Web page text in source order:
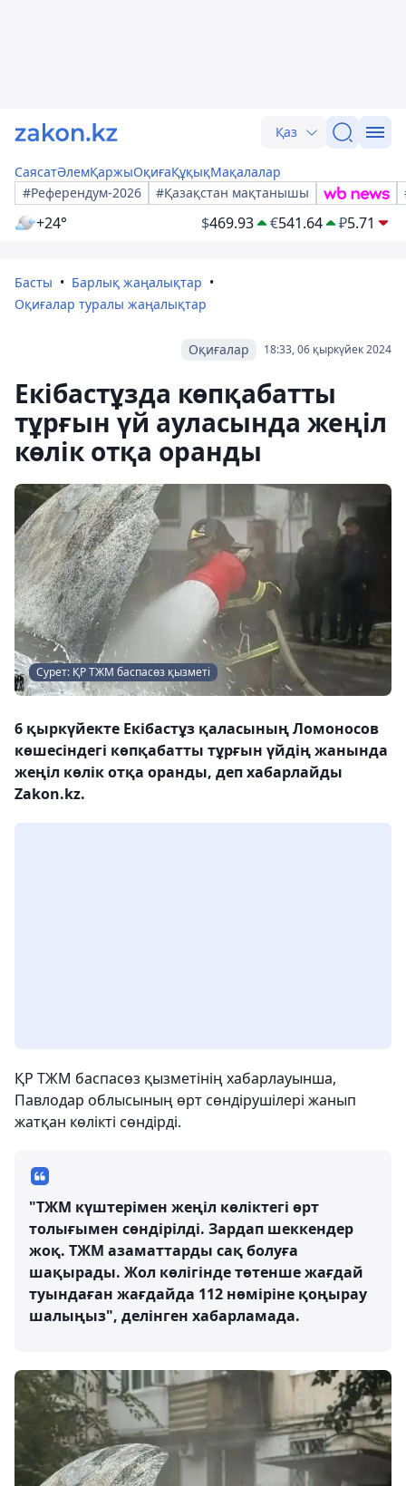
Қаз
СаясатӘлемҚаржыОқиғаҚұқықМақалалар
#Референдум-2026
#Қазақстан мақтанышы
+24° $469.93 €541.64 ₽5.71
Басты
Барлық жаңалықтар
Оқиғалар туралы жаңалықтар
18:33, 06 қыркүйек 2024
Оқиғалар
Екібастұзда көпқабатты
тұрғын үй ауласында жеңіл
көлік отқа оранды
Сурет: ҚР ТЖМ баспасөз қызметі
6 қыркүйекте Екібастұз қаласының Ломоносов
көшесіндегі көпқабатты тұрғын үйдің жанында
жеңіл көлік отқа оранды, деп хабарлайды
Zakon.kz.
ҚР ТЖМ баспасөз қызметінің хабарлауынша,
Павлодар облысының өрт сөндірушілері жанып
жатқан көлікті сөндірді.
"ТЖМ күштерімен жеңіл көліктегі өрт
толығымен сөндірілді. Зардап шеккендер
жоқ. ТЖМ азаматтарды сақ болуға
шақырады. Жол көлігінде төтенше жағдай
туындаған жағдайда 112 нөміріне қоңырау
шалыңыз", делінген хабарламада.